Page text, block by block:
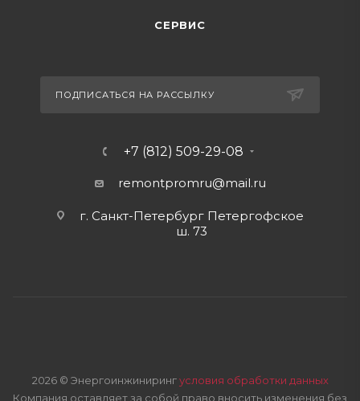
СЕРВИС
ПОДПИСАТЬСЯ НА РАССЫЛКУ
+7 (812) 509-29-08
remontpromru@mail.ru
г. Санкт-Петербург Петергофское
ш. 73
2026 © Энергоинжинирингусловия обработки данных
Компания оставляет за собой право вносить изменения без